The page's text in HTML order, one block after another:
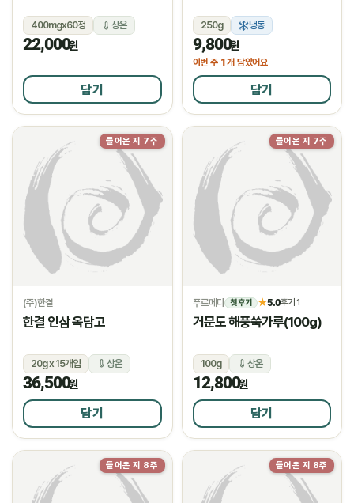
400mgx60정 상온
22,000원
담기
250g 냉동
9,800원
이번 주 1개 담았어요
담기
들어온 지 7주
(주)한결
한결 인삼 옥담고
20g x 15개입 상온
36,500원
담기
들어온 지 7주
푸르메다 첫 후기 ★5.0후기 1
거문도 해풍쑥가루(100g)
100g 상온
12,800원
담기
들어온 지 8주 들어온 지 8주